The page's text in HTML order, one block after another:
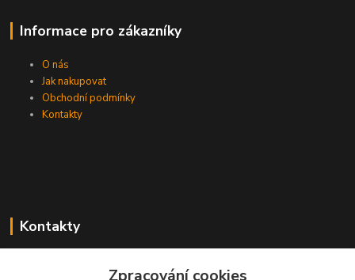
Informace pro zákazníky
O nás
Jak nakupovat
Obchodní podmínky
Kontakty
Kontakty
Zpracování cookies